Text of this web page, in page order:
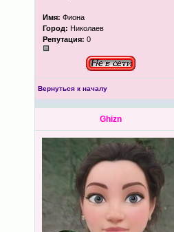
Имя: Фиона
Город: Николаев
Репутация: 0
Вернуться к началу
Ghizn